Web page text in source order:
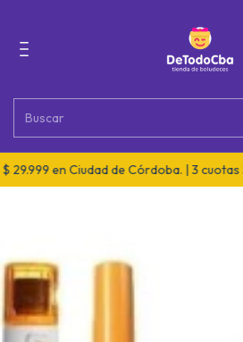
29.999 en Ciudad de Córdoba. | 3 cuotas